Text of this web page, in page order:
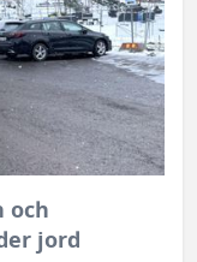
och
jord